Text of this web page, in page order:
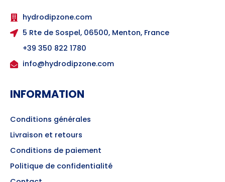
hydrodipzone.com
5 Rte de Sospel, 06500, Menton, France
+39 350 822 1780
info@hydrodipzone.com
INFORMATION
Conditions générales
Livraison et retours
Conditions de paiement
Politique de confidentialité